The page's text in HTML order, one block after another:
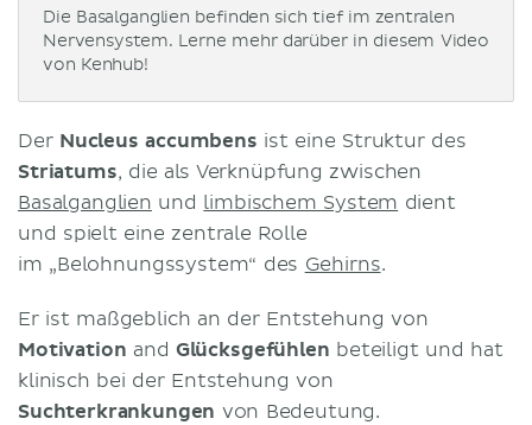
Die Basalganglien befinden sich tief im zentralen
Nervensystem. Lerne mehr darüber in diesem Video
von Kenhub!
Der Nucleus accumbens ist eine Struktur des
Striatums, die als Verknüpfung zwischen
Basalganglien und limbischem System dient
und spielt eine zentrale Rolle
im „Belohnungssystem“ des Gehirns.
Er ist maßgeblich an der Entstehung von
Motivation and Glücksgefühlen beteiligt und hat
klinisch bei der Entstehung von
Suchterkrankungen von Bedeutung.